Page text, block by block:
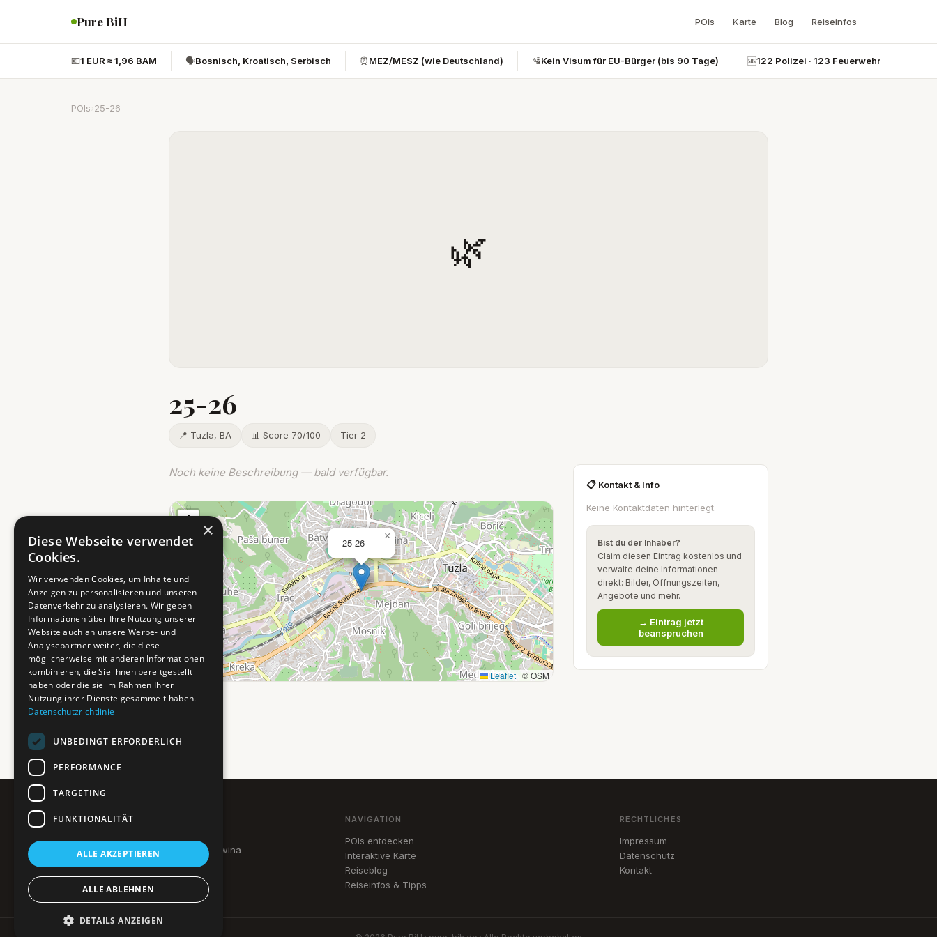
Pure BiH POIs Karte Blog Reiseinfos
💶1 EUR ≈ 1,96 BAM 🗣️Bosnisch, Kroatisch, Serbisch ⏰MEZ/MESZ (wie Deutschland) 🛂Kein Visum für EU-Bürger (bis 90 Tage) 🆘122 Polizei · 123 Feuerwehr · 124
POIs 25-26
🌿
25-26
📍 Tuzla, BA 📊 Score 70/100 Tier 2
Noch keine Beschreibung — bald verfügbar.
25-26
×
+
−
Leaflet | © OSM
📋 Kontakt & Info
Keine Kontaktdaten hinterlegt.
Bist du der Inhaber?
Claim diesen Eintrag kostenlos und
verwalte deine Informationen
direkt: Bilder, Öffnungszeiten,
Angebote und mehr.
→ Eintrag jetzt
beanspruchen
Pure BiH
Authentisches Bosnien & Herzegowina
Ein Teil des BTP Reise-Netzwerks.
NAVIGATION
POIs entdecken
Interaktive Karte
Reiseblog
Reiseinfos & Tipps
RECHTLICHES
Impressum
Datenschutz
Kontakt
×
Diese Webseite verwendet
Cookies.
Wir verwenden Cookies, um Inhalte und
Anzeigen zu personalisieren und unseren
Datenverkehr zu analysieren. Wir geben
Informationen über Ihre Nutzung unserer
Website auch an unsere Werbe- und
Analysepartner weiter, die diese
möglicherweise mit anderen Informationen
kombinieren, die Sie ihnen bereitgestellt
haben oder die sie im Rahmen Ihrer
Nutzung ihrer Dienste gesammelt haben.
Datenschutzrichtlinie
UNBEDINGT ERFORDERLICH
PERFORMANCE
TARGETING
FUNKTIONALITÄT
ALLE AKZEPTIEREN
ALLE ABLEHNEN
DETAILS ANZEIGEN